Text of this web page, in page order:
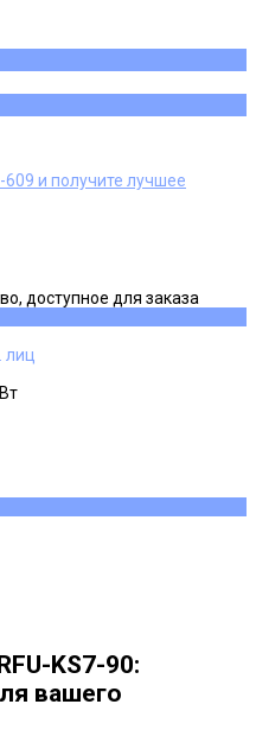
и получите лучшее
доступное для заказа
лиц
KS7-90:
вашего